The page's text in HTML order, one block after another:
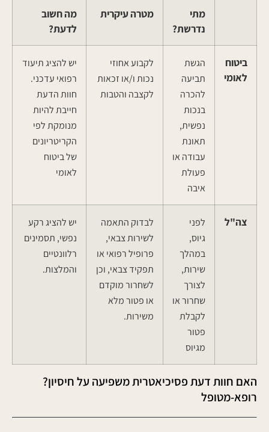
מתי
נדרשת?
מטרה עיקרית
מה חשוב
לדעת?
ביטוח
לאומי
הגשת
תביעה
להכרה
בנכות
נפשית,
תאונת
עבודה או
פעולת
איבה
לקבוע אחוזי
נכות ו/או זכאות
לקצבה והטבות
יש להציג תיעוד
רפואי עדכני.
חוות הדעת
חייבת להיות
מנומקת לפי
הקריטריונים
של ביטוח
לאומי
צה"ל
לפני
גיוס,
במהלך
שירות,
לצורך
שחרור או
לקבלת
פטור
מגיוס
לבדוק התאמה
לשירות צבאי,
פרופיל רפואי או
תפקיד צבאי, וכן
לשחרור מוקדם
או פטור מלא
משירות.
יש להציג רקע
נפשי, תסמינים
רלוונטיים
והמלצות.
?האם חוות דעת פסיכיאטרית משפיעה על חיסיון
רופא-מטופל